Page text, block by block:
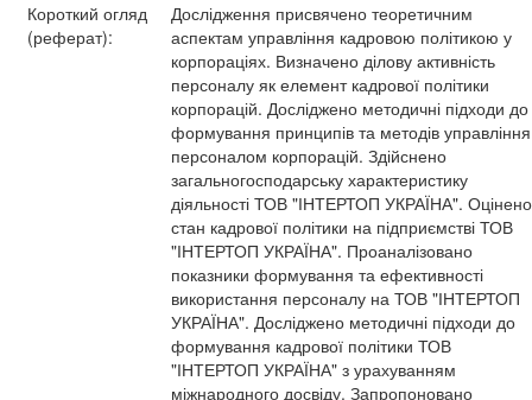
Короткий огляд
(реферат):
Дослідження присвячено теоретичним
аспектам управління кадровою політикою у
корпораціях. Визначено ділову активність
персоналу як елемент кадрової політики
корпорацій. Досліджено методичні підходи до
формування принципів та методів управління
персоналом корпорацій. Здійснено
загальногосподарську характеристику
діяльності ТОВ "ІНТЕРТОП УКРАЇНА". Оцінено
стан кадрової політики на підприємстві ТОВ
"ІНТЕРТОП УКРАЇНА". Проаналізовано
показники формування та ефективності
використання персоналу на ТОВ "ІНТЕРТОП
УКРАЇНА". Досліджено методичні підходи до
формування кадрової політики ТОВ
"ІНТЕРТОП УКРАЇНА" з урахуванням
міжнародного досвіду. Запропоновано